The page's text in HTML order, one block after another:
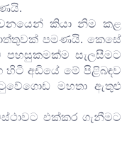
කියා නිම කළ
පමණයි. කෙසේ
පහසුකමක්ම සැලසීමට
අඩියේ මේ පිළිබඳව
මහතා ඇතුළු
එක්කර ගැනීමට